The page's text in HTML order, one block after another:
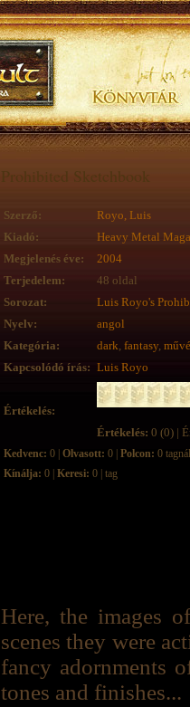
Prohibited Sketchbook
Szerző:
Royo, Luis
Kiadó:
Heavy Metal
Megjelenés éve:
2004
Terjedelem:
48 oldal
Sorozat:
Luis Royo's
Nyelv:
angol
Kategória:
dark, fantasy,
Kapcsolódó írás: Luis Royo
Értékelés:
Értékelés: 0 (0) |
Kedvenc: 0 | Olvasott: 0 | Polcon: 0 tagnál
Kínálja: 0 | Keresi: 0 | tag
Here, the images
scenes they were
fancy adornments
tones and finishes...